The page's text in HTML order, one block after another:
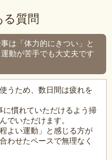
る質問
は「体力的にきつい」と
動が苦手でも大丈夫です
うため、数日間は疲れを
慣れていただけるよう掃
でいただけます。
よい運動」と感じる方が
わせたペースで無理なく